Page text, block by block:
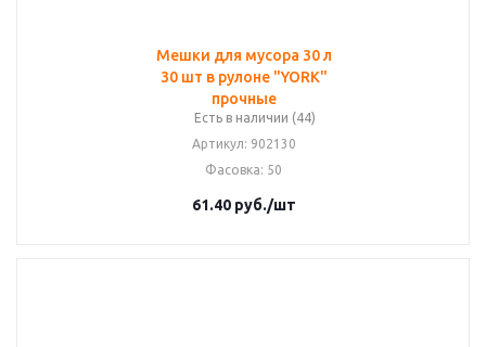
Мешки для мусора 30 л
30 шт в рулоне "YORK"
прочные
Есть в наличии (44)
Артикул: 902130
Фасовка: 50
61.40руб./шт